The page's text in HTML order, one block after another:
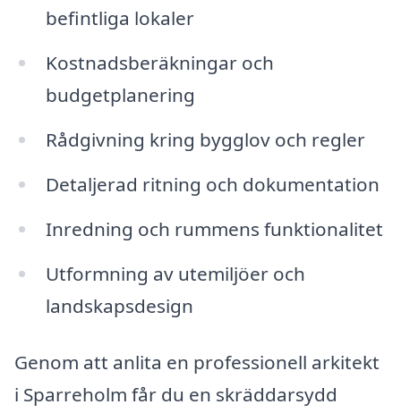
befintliga lokaler
Kostnadsberäkningar och
budgetplanering
Rådgivning kring bygglov och regler
Detaljerad ritning och dokumentation
Inredning och rummens funktionalitet
Utformning av utemiljöer och
landskapsdesign
Genom att anlita en professionell arkitekt
i Sparreholm får du en skräddarsydd